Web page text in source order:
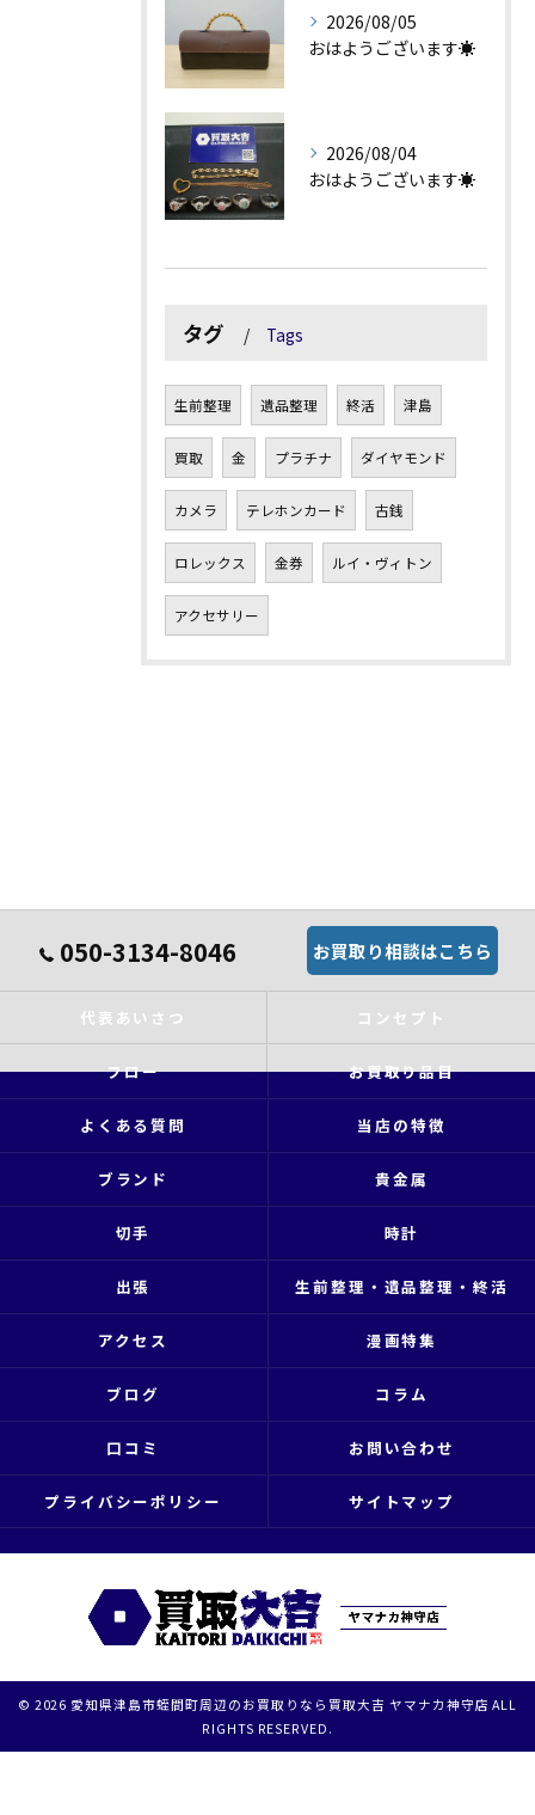
2026/08/05
おはようございます☀
2026/08/04
おはようございます☀
タグ Tags
生前整理 遺品整理 終活 津島
買取 金 プラチナ ダイヤモンド
カメラ テレホンカード 古銭
ロレックス 金券 ルイ・ヴィトン
アクセサリー
050-3134-8046 お買取り相談はこちら
代表あいさつ コンセプト
フロー お買取り品目
よくある質問 当店の特徴
ブランド 貴金属
切手 時計
出張 生前整理・遺品整理・終活
アクセス 漫画特集
ブログ コラム
口コミ お問い合わせ
プライバシーポリシー サイトマップ
© 2026 愛知県津島市蛭間町周辺のお買取りなら買取大吉 ヤマナカ神守店 ALL
RIGHTS RESERVED.